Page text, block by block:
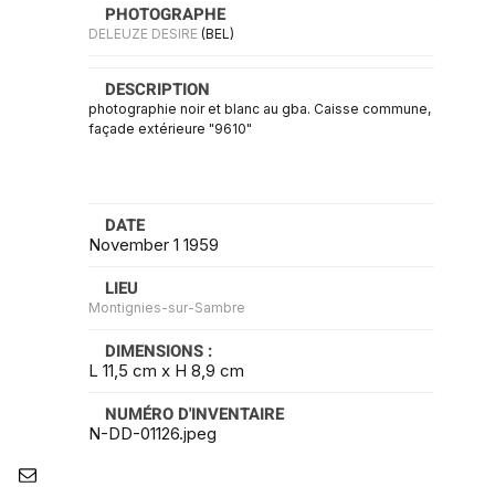
PHOTOGRAPHE
DELEUZE DESIRE (BEL)
DESCRIPTION
photographie noir et blanc au gba. Caisse commune,
façade extérieure "9610"
DATE
November 1 1959
LIEU
Montignies-sur-Sambre
DIMENSIONS :
L 11,5 cm x H 8,9 cm
NUMÉRO D'INVENTAIRE
N-DD-01126.jpeg